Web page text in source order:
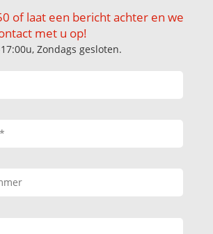
of laat een bericht achter en we
met u op!
Zondags gesloten.